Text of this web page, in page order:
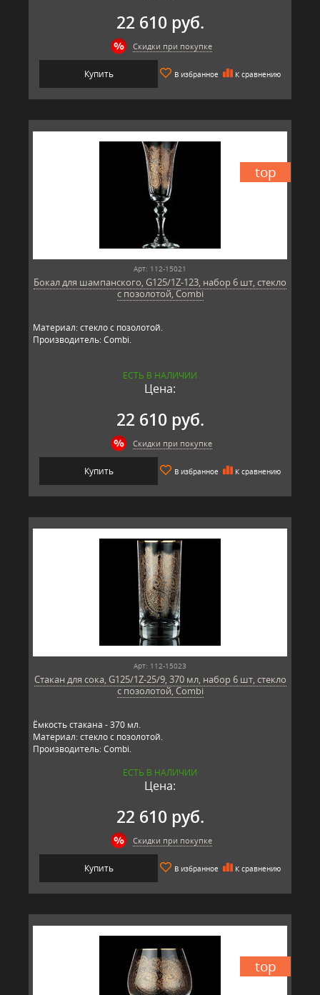
22 610 руб.
Скидки при покупке
Купить В избранное К сравнению
top
Арт: 112-15021
Бокал для шампанского, G125/1Z-123, набор 6 шт, стекло
с позолотой, Combi
Материал: стекло с позолотой.
Производитель: Combi.
ЕСТЬ В НАЛИЧИИ
Цена:
22 610 руб.
Скидки при покупке
Купить В избранное К сравнению
Арт: 112-15023
Стакан для сока, G125/1Z-25/9, 370 мл, набор 6 шт, стекло
с позолотой, Combi
Ёмкость стакана - 370 мл.
Материал: стекло с позолотой.
Производитель: Combi.
ЕСТЬ В НАЛИЧИИ
Цена:
22 610 руб.
Скидки при покупке
Купить В избранное К сравнению
top